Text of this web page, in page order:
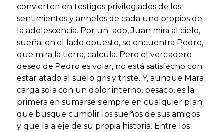
convierten en testigos privilegiados de los
sentimientos y anhelos de cada uno propios de
la adolescencia. Por un lado, Juan mira al cielo,
sueña; en el lado opuesto, se encuentra Pedro,
que mira la tierra, calcula. Pero el verdadero
deseo de Pedro es volar, no está satisfecho con
estar atado al suelo gris y triste. Y, aunque Mara
carga sola con un dolor interno, pesado, es la
primera en sumarse siempre en cualquier plan
que busque cumplir los sueños de sus amigos
y que la aleje de su propia historia. Entre los